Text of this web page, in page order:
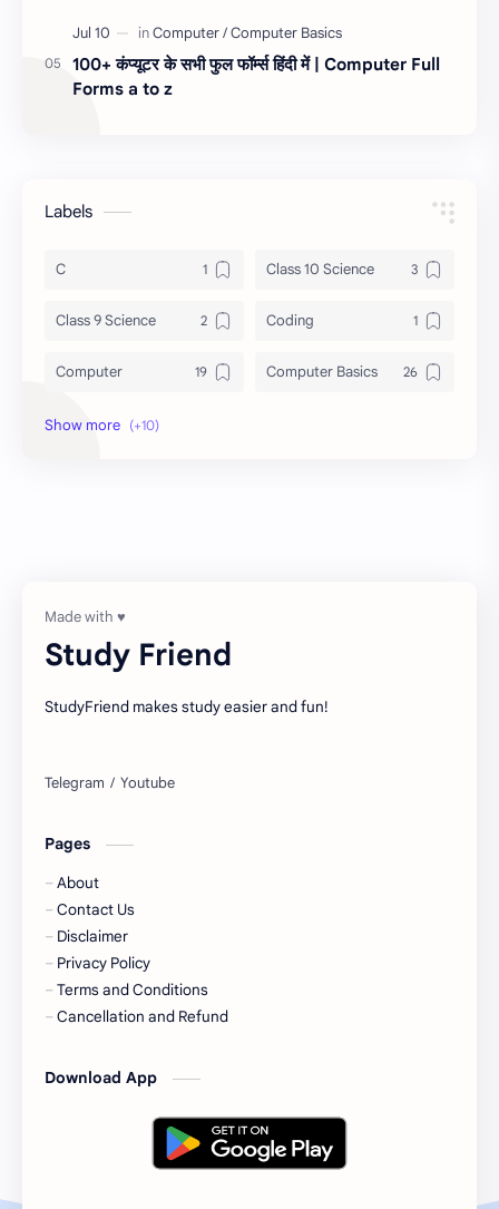
100+ कंप्यूटर के सभी फुल फॉर्म्स हिंदी में | Computer Full
Forms a to z
Labels
C Class 10 Science
Class 9 Science Coding
Computer Computer Basics
DBMS
UG-SEM 2
Study Friend
StudyFriend makes study easier and fun!
Pages
About
Contact Us
Disclaimer
Privacy Policy
Terms and Conditions
Cancellation and Refund
Download App